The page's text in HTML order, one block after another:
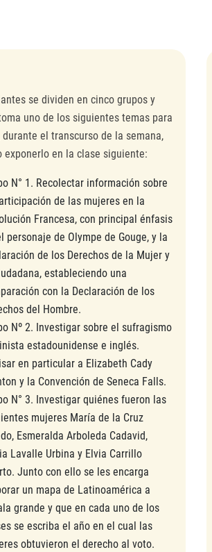
se dividen en cinco grupos y
uno de los siguientes temas para
durante el transcurso de la semana,
exponerlo en la clase siguiente:
N° 1. Recolectar información sobre
de las mujeres en la
Francesa, con principal énfasis
personaje de Olympe de Gouge, y la
de los Derechos de la Mujer y
estableciendo una
con la Declaración de los
del Hombre.
Nº 2. Investigar sobre el sufragismo
estadounidense e inglés.
en particular a Elizabeth Cady
y la Convención de Seneca Falls.
N° 3. Investigar quiénes fueron las
mujeres María de la Cruz
Esmeralda Arboleda Cadavid,
Lavalle Urbina y Elvia Carrillo
Junto con ello se les encarga
un mapa de Latinoamérica a
grande y que en cada uno de los
se escriba el año en el cual las
obtuvieron el derecho al voto.